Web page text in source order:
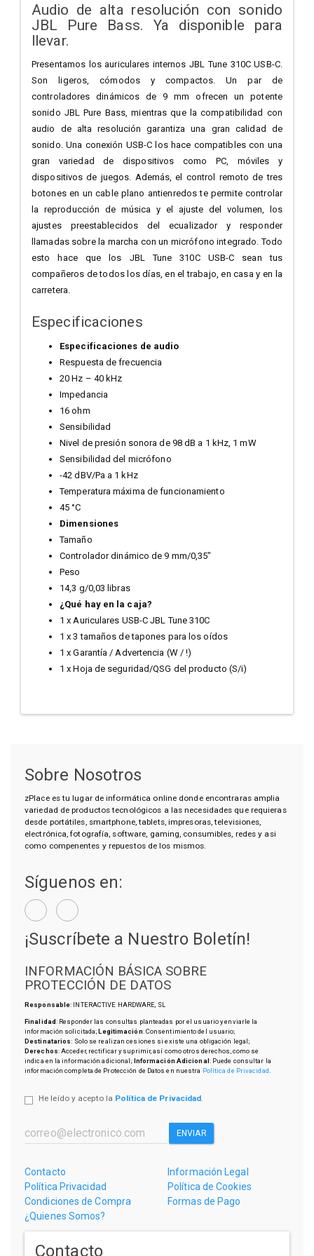
Audio de alta resolución con sonido
JBL Pure Bass. Ya disponible para
llevar.
Presentamos los auriculares internos JBL Tune 310C USB-C.
Son ligeros, cómodos y compactos. Un par de
controladores dinámicos de 9 mm ofrecen un potente
sonido JBL Pure Bass, mientras que la compatibilidad con
audio de alta resolución garantiza una gran calidad de
sonido. Una conexión USB-C los hace compatibles con una
gran variedad de dispositivos como PC, móviles y
dispositivos de juegos. Además, el control remoto de tres
botones en un cable plano antienredos te permite controlar
la reproducción de música y el ajuste del volumen, los
ajustes preestablecidos del ecualizador y responder
llamadas sobre la marcha con un micrófono integrado. Todo
esto hace que los JBL Tune 310C USB-C sean tus
compañeros de todos los días, en el trabajo, en casa y en la
carretera.
Especificaciones
Especificaciones de audio
Respuesta de frecuencia
20 Hz – 40 kHz
Impedancia
16 ohm
Sensibilidad
Nivel de presión sonora de 98 dB a 1 kHz, 1 mW
Sensibilidad del micrófono
-42 dBV/Pa a 1 kHz
Temperatura máxima de funcionamiento
45 °C
Dimensiones
Tamaño
Controlador dinámico de 9 mm/0,35"
Peso
14,3 g/0,03 libras
¿Qué hay en la caja?
1 x Auriculares USB-C JBL Tune 310C
1 x 3 tamaños de tapones para los oídos
1 x Garantía / Advertencia (W / !)
1 x Hoja de seguridad/QSG del producto (S/i)
Sobre Nosotros
zPlace es tu lugar de informática online donde encontraras amplia
variedad de productos tecnológicos a las necesidades que requieras
desde portátiles, smartphone, tablets, impresoras, televisiones,
electrónica, fotografía, software, gaming, consumibles, redes y asi
como compenentes y repuestos de los mismos.
Síguenos en:
¡Suscríbete a Nuestro Boletín!
INFORMACIÓN BÁSICA SOBRE
PROTECCIÓN DE DATOS
Responsable: INTERACTIVE HARDWARE, SL
Finalidad: Responder las consultas planteadas por el usuario y enviarle la
información solicitada;Legitimación: Consentimiento del usuario;
Destinatarios: Solo se realizan cesiones si existe una obligación legal;
Derechos: Acceder, rectificar y suprimir, así como otros derechos, como se
indica en la información adicional; Información Adicional: Puede consultar la
información completa de Protección de Datos en nuestra Política de Privacidad
He leído y acepto la Política de Privacidad.
ENVIAR
Contacto
Información Legal
Política Privacidad
Política de Cookies
Condiciones de Compra
Formas de Pago
¿Quienes Somos?
Contacto